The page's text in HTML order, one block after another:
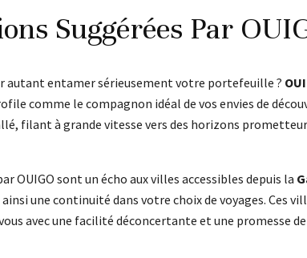
Suggérées Par
autant entamer sérieusement votre portefeuille ?
comme le compagnon idéal de vos envies de
filant à grande vitesse vers des horizons
OUIGO sont un écho aux villes accessibles depuis la
une continuité dans votre choix de voyages. Ces
avec une facilité déconcertante et une promesse